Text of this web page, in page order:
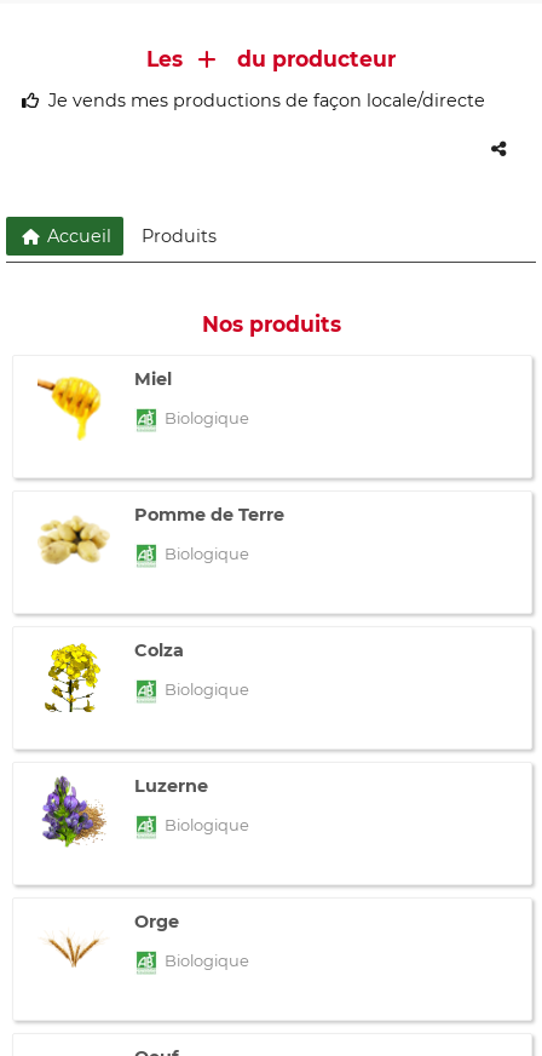
Les du producteur
Je vends mes productions de façon locale/directe
Accueil Produits
Nos produits
Miel
Biologique
Pomme de Terre
Biologique
Colza
Biologique
Luzerne
Biologique
Orge
Biologique